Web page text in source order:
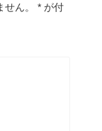
ん。 * が付